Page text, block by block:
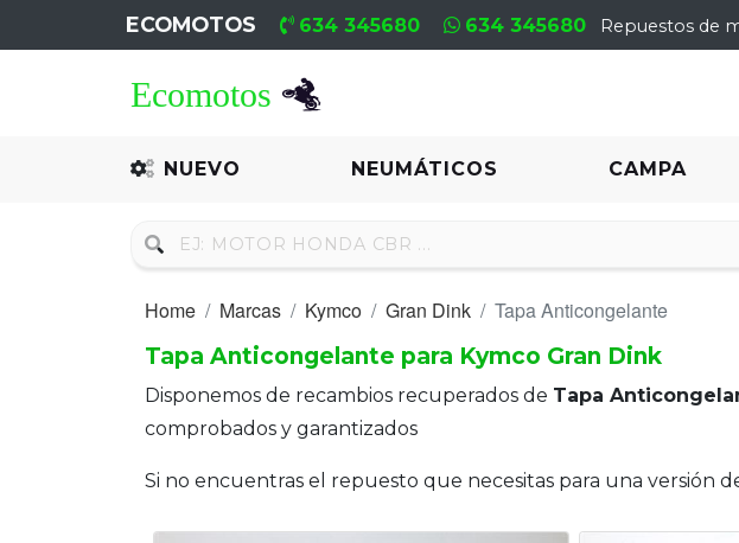
ECOMOTOS 634 345680 634 345680 Repuestos de
NUEVO NEUMÁTICOS CAMPA
Recambio
Neumáticos
Motores
Home Marcas Kymco Gran Dink
Tapa Anticongelante
Tapa Anticongelante para Kymco Gran Dink
Disponemos de recambios recuperados de Tapa
comprobados y garantizados
Si no encuentras el repuesto que necesitas para una